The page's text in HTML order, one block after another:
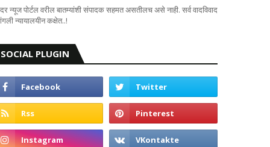
न्यूज पोर्टल वरील बातम्यांशी संपादक सहमत असतीलच असे नाही. सर्व वादविवाद
न्यायालयीन कक्षेत..!
SOCIAL PLUGIN